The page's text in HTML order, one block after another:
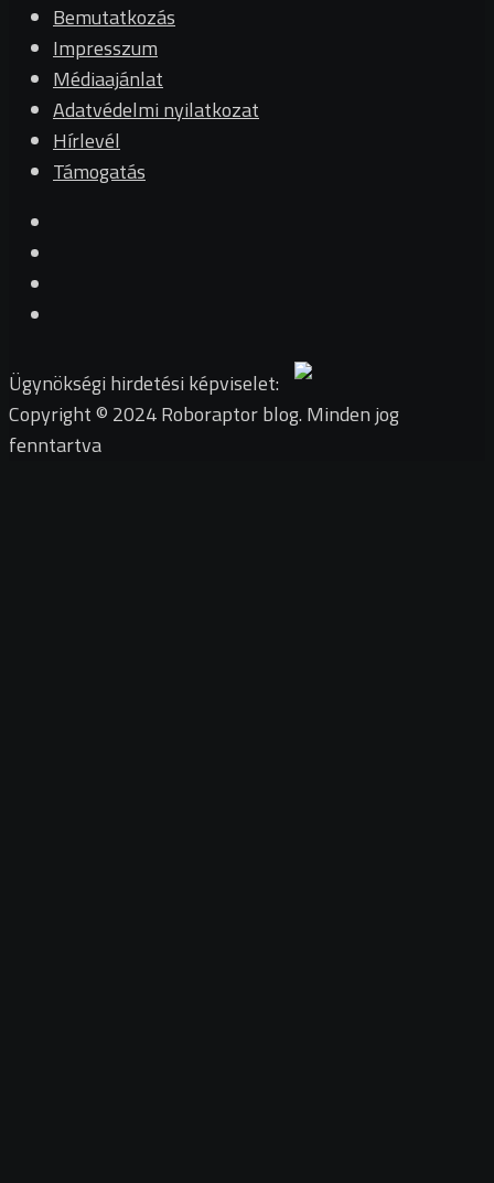
Bemutatkozás
Impresszum
Médiaajánlat
Adatvédelmi nyilatkozat
Hírlevél
Támogatás
Ügynökségi hirdetési képviselet:
Copyright © 2024 Roboraptor blog. Minden jog
fenntartva